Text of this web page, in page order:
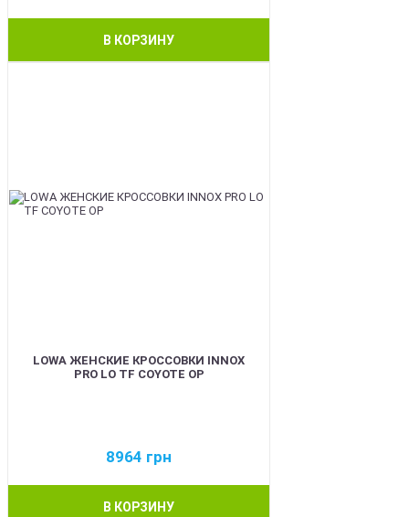
В КОРЗИНУ
LOWA ЖЕНСКИЕ КРОССОВКИ INNOX
PRO LO TF COYOTE OP
8964 грн
В КОРЗИНУ